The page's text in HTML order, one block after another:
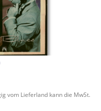
vom Lieferland kann die MwSt.